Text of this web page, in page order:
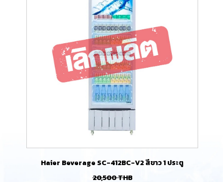
Haier Beverage SC-412BC-V2 สีขาว 1 ประตู
20,500THB